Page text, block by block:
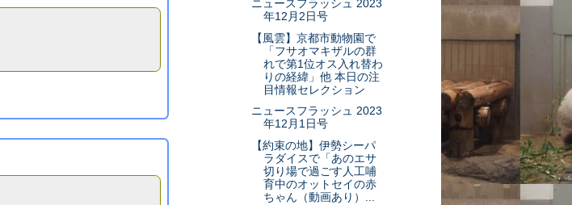
ニュースフラッシュ 2023
年12月2日号
【風雲】京都市動物園で
「フサオマキザルの群
れで第1位オス入れ替わ
りの経緯」他 本日の注
目情報セレクション
ニュースフラッシュ 2023
年12月1日号
【約束の地】伊勢シーパ
ラダイスで「あのエサ
切り場で過ごす人工哺
育中のオットセイの赤
ちゃん（動画あり）...